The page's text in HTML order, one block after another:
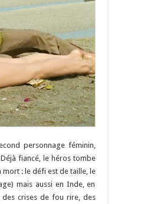
personnage féminin,
fiancé, le héros tombe
mort : le défi est de taille, le
mais aussi en Inde, en
crises de fou rire, des